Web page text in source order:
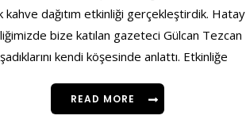
kahve dağıtım etkinliği gerçekleştirdik. Hatay
bize katılan gazeteci Gülcan Tezcan
kendi köşesinde anlattı. Etkinliğe
READ MORE